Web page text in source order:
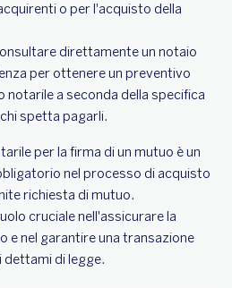
o per l'acquisto della
direttamente un notaio
per ottenere un preventivo
a seconda della specifica
spetta pagarli.
per la firma di un mutuo è un
nel processo di acquisto
richiesta di mutuo.
cruciale nell'assicurare la
e nel garantire una transazione
di legge.